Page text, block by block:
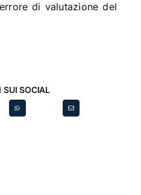
di valutazione del
SUI SOCIAL